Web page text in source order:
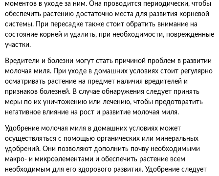
моментов в уходе за ним. Она проводится периодически, чтобы
обеспечить растению достаточно места для развития корневой
системы. При пересадке также стоит обратить внимание на
состояние корней и удалить, при необходимости, поврежденные
участки.
Вредители и болезни могут стать причиной проблем в развитии
молочая миля. При уходе в домашних условиях стоит регулярно
осматривать растение на предмет наличия вредителей и
признаков болезней. В случае обнаружения следует принять
меры по их уничтожению или лечению, чтобы предотвратить
негативное влияние на рост и развитие молочая миля.
Удобрение молочая миля в домашних условиях может
осуществляться с помощью органических или минеральных
удобрений. Они позволяют дополнить почву необходимыми
макро- и микроэлементами и обеспечить растение всем
необходимым для его здорового развития. Удобрение следует